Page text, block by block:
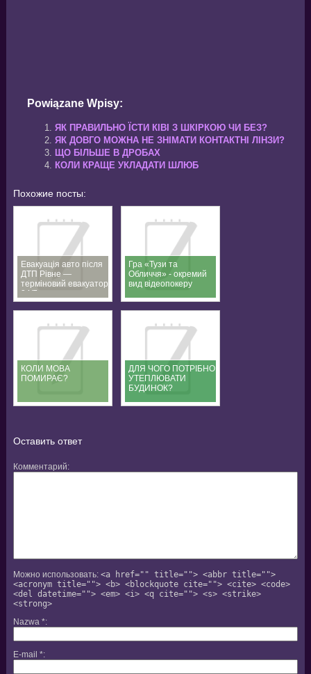
Powiązane Wpisy:
ЯК ПРАВИЛЬНО ЇСТИ КІВІ З ШКІРКОЮ ЧИ БЕЗ?
ЯК ДОВГО МОЖНА НЕ ЗНІМАТИ КОНТАКТНІ ЛІНЗИ?
ЩО БІЛЬШЕ В ДРОБАХ
КОЛИ КРАЩЕ УКЛАДАТИ ШЛЮБ
Похожие посты:
Евакуація авто після
ДТП Рівне —
терміновий евакуатор
24/7
Гра «Тузи та
Обличчя» - окремий
вид відеопокеру
КОЛИ МОВА
ПОМИРАЄ?
ДЛЯ ЧОГО ПОТРІБНО
УТЕПЛЮВАТИ
БУДИНОК?
Оставить ответ
Комментарий
Можно использовать: <a href="" title=""> <abbr title="">
<acronym title=""> <b> <blockquote cite=""> <cite> <code>
<del datetime=""> <em> <i> <q cite=""> <s> <strike>
<strong>
Nazwa *
E-mail *